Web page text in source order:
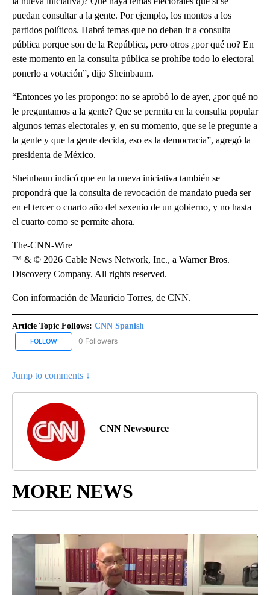
puedan consultar a la gente. Por ejemplo, los montos a los
partidos políticos. Habrá temas que no deban ir a consulta
pública porque son de la República, pero otros ¿por qué no? En
este momento en la consulta pública se prohíbe todo lo electoral
ponerlo a votación”, dijo Sheinbaum.
“Entonces yo les propongo: no se aprobó lo de ayer, ¿por qué no
le preguntamos a la gente? Que se permita en la consulta popular
algunos temas electorales y, en su momento, que se le pregunte a
la gente y que la gente decida, eso es la democracia”, agregó la
presidenta de México.
Sheinbaun indicó que en la nueva iniciativa también se
propondrá que la consulta de revocación de mandato pueda ser
en el tercer o cuarto año del sexenio de un gobierno, y no hasta
el cuarto como se permite ahora.
The-CNN-Wire
™ & © 2026 Cable News Network, Inc., a Warner Bros.
Discovery Company. All rights reserved.
Con información de Mauricio Torres, de CNN.
Article Topic Follows: CNN Spanish
FOLLOW FOLLOW "CNN SPANISH" TO RECEIVE NOTIFICATIONS ABOUT
0 Followers
Jump to comments ↓
CNN Newsource
MORE NEWS